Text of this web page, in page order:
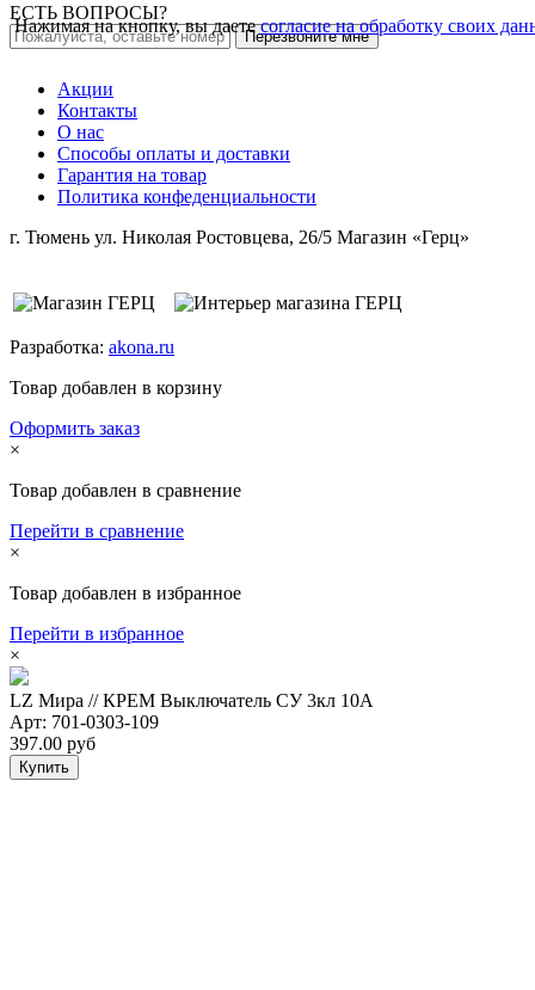
ЕСТЬ ВОПРОСЫ?
Перезвоните мне
Нажимая на кнопку, вы даетесогласие на обработку своих
Акции
Контакты
О нас
Способы оплаты и доставки
Гарантия на товар
Политика конфеденциальности
г. Тюмень ул. Николая Ростовцева, 26/5 Магазин «Герц»
Разработка: akona.ru
Товар добавлен в корзину
Оформить заказ
×
Товар добавлен в сравнение
Перейти в сравнение
×
Товар добавлен в избранное
Перейти в избранное
×
LZ Мира // КРЕМ Выключатель СУ 3кл 10А
Арт: 701-0303-109
397.00 руб
Купить